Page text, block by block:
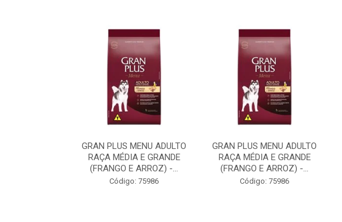
GRAN PLUS MENU ADULTO
RAÇA MÉDIA E GRANDE
(FRANGO E ARROZ) -...
Código: 75986
GRAN PLUS MENU ADULTO
RAÇA MÉDIA E GRANDE
(FRANGO E ARROZ) -...
Código: 75986